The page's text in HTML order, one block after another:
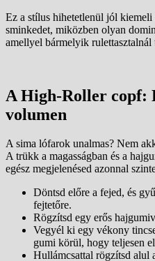
Ez a stílus hihetetlenül jól kiemeli
sminkedet, miközben olyan
amellyel bármelyik rulettasztalnál
A High-Roller copf:
volumen
A sima lófarok unalmas? Nem
A trükk a magasságban és a
egész megjelenésed azonnal
Döntsd előre a fejed, és
fejtetőre.
Rögzítsd egy erős
Vegyél ki egy vékony
gumi körül, hogy teljesen
Hullámcsattal rögzítsd alul